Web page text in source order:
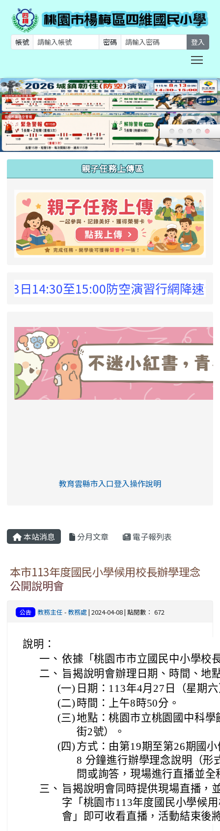
帳號 密碼 登入
親子任務上傳區
至15:00防空演習行網降速演練，請
link to https://eliteracy.edu.tw/Shorts/
教育雲縣市入口登入操作說明
本站消息 分月文章 電子報列表
本市113年度國民小學候用校長辦學理念
公開說明會
公告 教務主任 -教務處 | 2024-04-08 | 點閱數： 672
說明：
一、 依據「桃園市市立國民中小學校
二、 旨揭說明會辦理日期、時間、地
(一) 日期：113年4月27日（星期
(二) 時間：上午8時50分。
(三)地點：桃園市立桃園國中科
街2號）。
(四) 方式：由第19期至第26期國
8 分鐘進行辦學理念說明（形
問或詢答，現場進行直播並全
三、 旨揭說明會同時提供現場直播，
字「桃園市113年度國民小學候
會」即可收看直播，活動結束後